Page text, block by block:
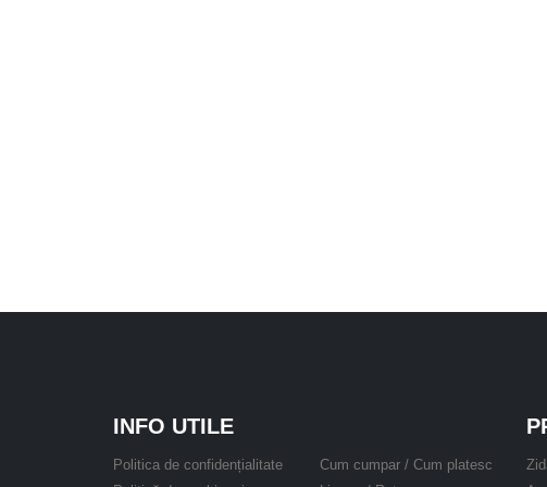
INFO UTILE
Politica de confidențialitate
Cum cumpar / Cum platesc